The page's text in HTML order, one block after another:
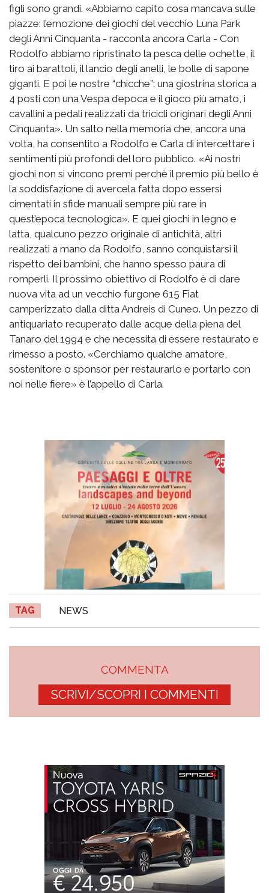
figli sono grandi. «Abbiamo capito cosa mancava sulle
piazze: l’emozione dei giochi del vecchio Luna Park
degli Anni Cinquanta - racconta ancora Carla - Con
Rodolfo abbiamo ripristinato la pesca delle ochette, il
tiro ai barattoli, il lancio degli anelli, le bolle di sapone
giganti. E poi le nostre “chicche”: una giostrina storica a
4 posti con una Vespa d’epoca e il gioco più amato, i
cavallini a pedali realizzati da tricicli originari degli Anni
Cinquanta». Un salto nella memoria che, ancora una
volta, ha consentito a Rodolfo e Carla di intercettare i
sentimenti più profondi del loro pubblico. «Ai nostri
giochi non si vincono premi perchè il premio più bello è
la soddisfazione di avercela fatta dopo essersi
cimentati in sfide manuali sempre più rare in
quest’epoca tecnologica». E quei giochi in legno e
latta, qualcuno pezzo originale di antichità, altri
realizzati a mano da Rodolfo, sanno conquistarsi il
rispetto dei bambini, che hanno spesso paura di
romperli. Il prossimo obiettivo di Rodolfo è di dare
nuova vita ad un vecchio furgone 615 Fiat
camperizzato dalla ditta Andreis di Cuneo. Un pezzo di
antiquariato recuperato dalle acque della piena del
Tanaro del 1994 e che necessita di essere restaurato e
rimesso a posto. «Cerchiamo qualche amatore,
sostenitore o sponsor per restaurarlo e portarlo con
noi nelle fiere» è l’appello di Carla.
TAG NEWS
COMMENTA
SCRIVI/SCOPRI I COMMENTI